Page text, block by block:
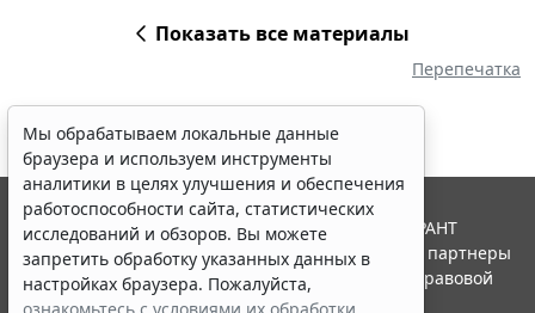
Показать все материалы
Перепечатка
Мы обрабатываем локальные данные
браузера и используем инструменты
аналитики в целях улучшения и обеспечения
работоспособности сайта, статистических
исследований и обзоров. Вы можете
запретить обработку указанных данных в
настройках браузера. Пожалуйста,
© ООО "НПП "ГАРАНТ-СЕРВИС", 2026. Система ГАРАНТ
выпускается с 1990 года. Компания "Гарант" и ее партнеры
являются участниками Российской ассоциации правовой
информации ГАРАНТ.